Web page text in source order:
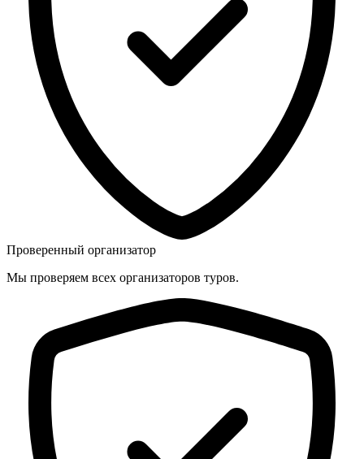
Проверенный организатор
Мы проверяем всех организаторов туров.